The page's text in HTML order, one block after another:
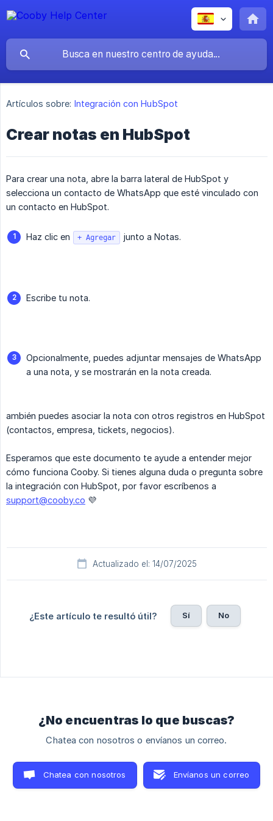
Artículos sobre: Integración con HubSpot
Crear notas en HubSpot
Para crear una nota, abre la barra lateral de HubSpot y
selecciona un contacto de WhatsApp que esté vinculado con
un contacto en HubSpot.
Haz clic en + Agregar junto a Notas.
Escribe tu nota.
Opcionalmente, puedes adjuntar mensajes de WhatsApp
a una nota, y se mostrarán en la nota creada.
ambién puedes asociar la nota con otros registros en HubSpot
(contactos, empresa, tickets, negocios).
Esperamos que este documento te ayude a entender mejor
cómo funciona Cooby. Si tienes alguna duda o pregunta sobre
la integración con HubSpot, por favor escríbenos a
support@cooby.co 💜
Actualizado el: 14/07/2025
¿Este artículo te resultó útil? Sí No
¿No encuentras lo que buscas?
Chatea con nosotros o envíanos un correo.
Chatea con nosotros Envíanos un correo